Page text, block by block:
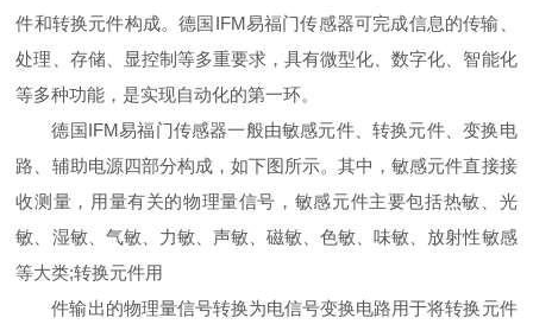
件和转换元件构成。德国IFM易福门传感器可完成信息的传输、
处理、存储、显控制等多重要求，具有微型化、数字化、智能化
等多种功能，是实现自动化的第一环。
德国IFM易福门传感器一般由敏感元件、转换元件、变换电
路、辅助电源四部分构成，如下图所示。其中，敏感元件直接接
收测量，用量有关的物理量信号，敏感元件主要包括热敏、光
敏、湿敏、气敏、力敏、声敏、磁敏、色敏、味敏、放射性敏感
等大类;转换元件用
件输出的物理量信号转换为电信号变换电路用于将转换元件